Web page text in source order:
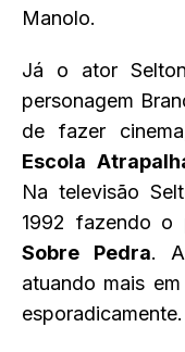
Manolo.
Já o ator
personagem
de fazer
Escola
Na televisão
1992 fazendo o
Sobre Pedra.
atuando mais
esporadicamente.